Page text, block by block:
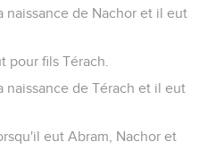
naissance de Nachor et il eut
pour fils Térach.
naissance de Térach et il eut
eut Abram, Nachor et